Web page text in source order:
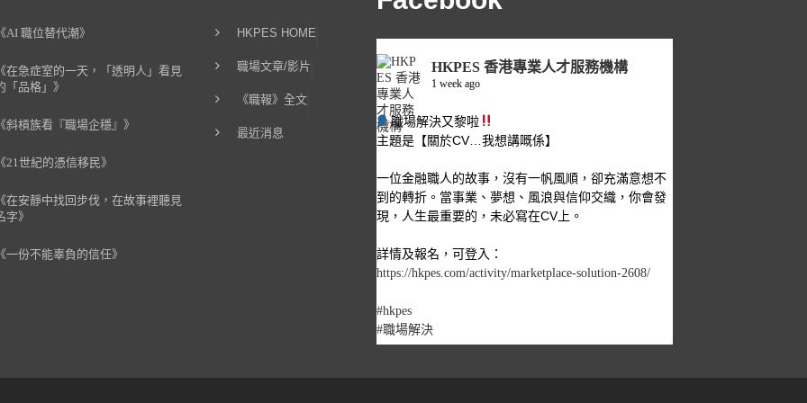
AI 職位替代潮》
在急症室的一天，「透明人」看見
「品格」》
斜槓族看『職場企穩』》
21世紀的憑信移民》
在安靜中找回步伐，在故事裡聽見
字》
一份不能辜負的信任》
HKPES HOME
職場文章/影片
《職報》全文
最近消息
HKPES 香港專業人才服務機構
1 week ago
職場解決又黎啦
主題是【關於CV…我想講嘅係】
一位金融職人的故事，沒有一帆風順，卻充滿意想不
到的轉折。當事業、夢想、風浪與信仰交織，你會發
現，人生最重要的，未必寫在CV上。
詳情及報名，可登入：
https://hkpes.com/activity/marketplace-solution-2608/
#hkpes
#職場解決